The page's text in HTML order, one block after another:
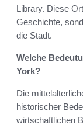
Library. Diese
Geschichte,
die Stadt.
Welche
York?
Die
historischer
wirtschaftlichen